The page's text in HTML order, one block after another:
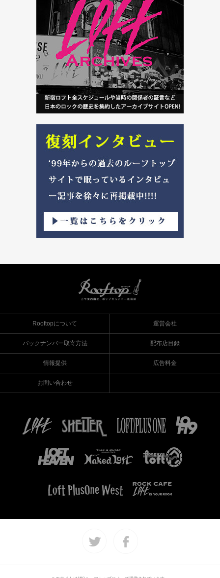
Rooftopについて 運営会社
バックナンバー取寄方法 配布店目録
情報提供 広告料金
お問い合わせ